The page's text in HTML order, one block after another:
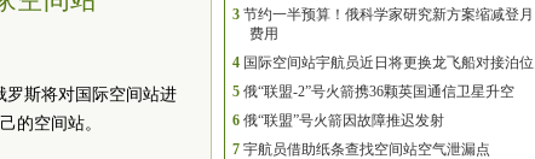
罗斯将对国际空间站进
的空间站。
3 节约一半预算！俄科学家研究新方案缩减登月
费用
4 国际空间站宇航员近日将更换龙飞船对接泊位
5 俄“联盟-2”号火箭携36颗英国通信卫星升空
6 俄“联盟”号火箭因故障推迟发射
7 宇航员借助纸条查找空间站空气泄漏点